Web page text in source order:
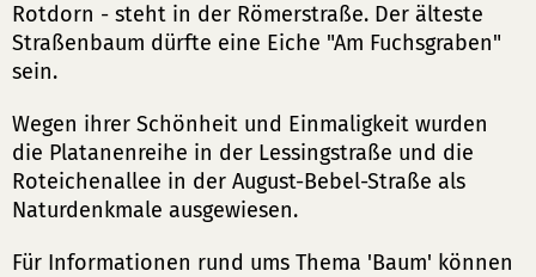
Rotdorn - steht in der Römerstraße. Der älteste
Straßenbaum dürfte eine Eiche "Am Fuchsgraben"
sein.
Wegen ihrer Schönheit und Einmaligkeit wurden
die Platanenreihe in der Lessingstraße und die
Roteichenallee in der August-Bebel-Straße als
Naturdenkmale ausgewiesen.
Für Informationen rund ums Thema 'Baum' können